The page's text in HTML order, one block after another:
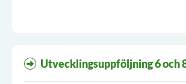
Utvecklingsuppföljning 6 och